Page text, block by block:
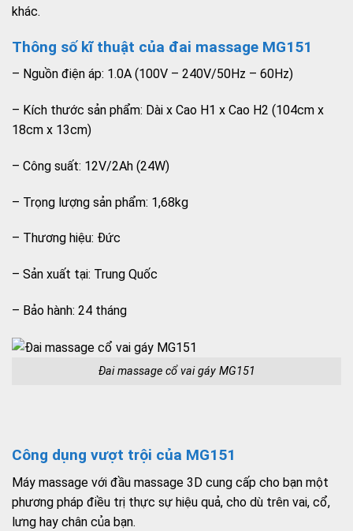
khác.
Thông số kĩ thuật của đai massage MG151
– Nguồn điện áp: 1.0A (100V – 240V/50Hz – 60Hz)
– Kích thước sản phẩm: Dài x Cao H1 x Cao H2 (104cm x
18cm x 13cm)
– Công suất: 12V/2Ah (24W)
– Trọng lượng sản phẩm: 1,68kg
– Thương hiệu: Đức
– Sản xuất tại: Trung Quốc
– Bảo hành: 24 tháng
Đai massage cổ vai gáy MG151
Công dụng vượt trội của MG151
Máy massage với đầu massage 3D cung cấp cho bạn một
phương pháp điều trị thực sự hiệu quả, cho dù trên vai, cổ,
lưng hay chân của bạn.